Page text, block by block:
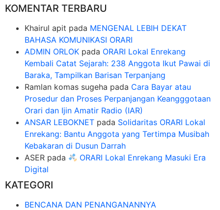
KOMENTAR TERBARU
Khairul apit pada MENGENAL LEBIH DEKAT
BAHASA KOMUNIKASI ORARI
ADMIN ORLOK pada ORARI Lokal Enrekang
Kembali Catat Sejarah: 238 Anggota Ikut Pawai di
Baraka, Tampilkan Barisan Terpanjang
Ramlan komas sugeha pada Cara Bayar atau
Prosedur dan Proses Perpanjangan Keangggotaan
Orari dan Ijin Amatir Radio (IAR)
ANSAR LEBOKNET pada Solidaritas ORARI Lokal
Enrekang: Bantu Anggota yang Tertimpa Musibah
Kebakaran di Dusun Darrah
ASER pada
ORARI Lokal Enrekang Masuki Era
Digital
KATEGORI
BENCANA DAN PENANGANANNYA